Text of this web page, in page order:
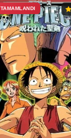
TAMAMLANDI